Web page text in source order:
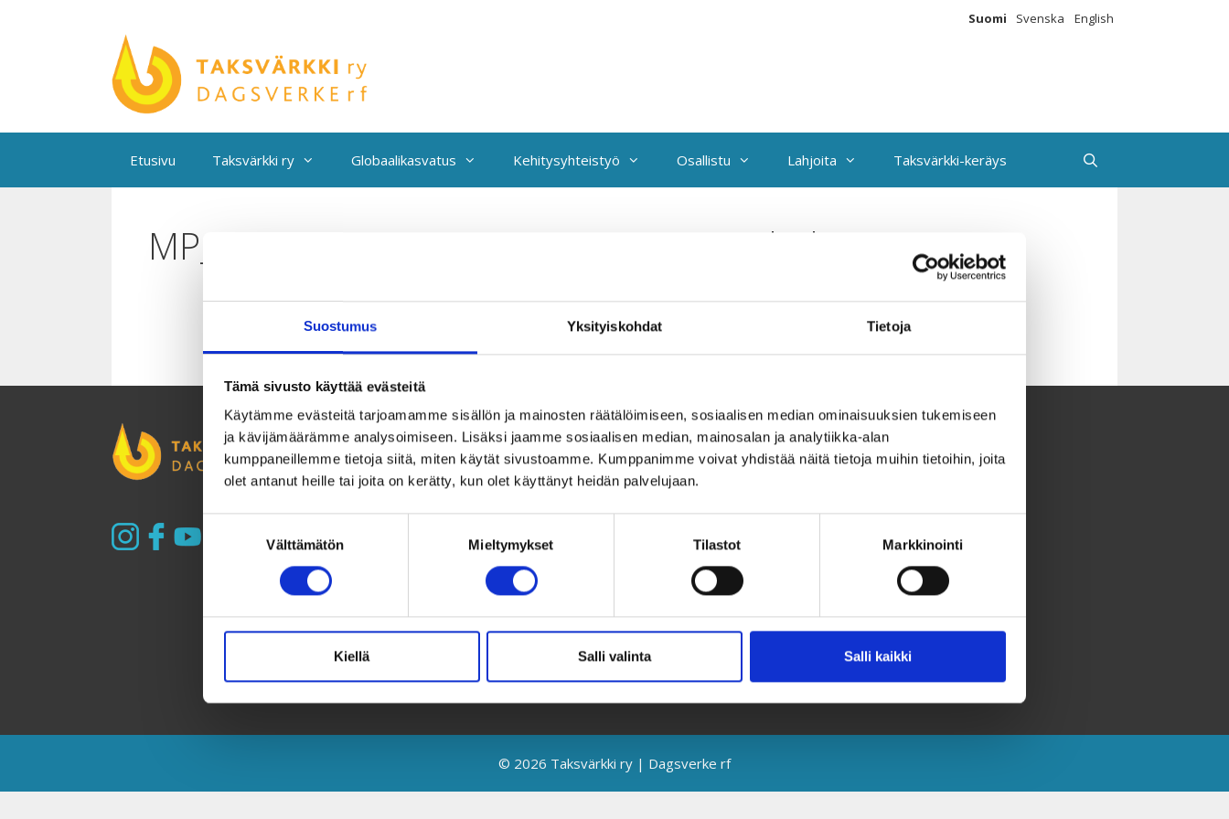
Suostumus Yksityiskohdat Tietoja
Tämä sivusto käyttää evästeitä
Käytämme evästeitä tarjoamamme sisällön ja mainosten räätälöimiseen, sosiaalisen median ominaisuuksien tukemiseen
ja kävijämäärämme analysoimiseen. Lisäksi jaamme sosiaalisen median, mainosalan ja analytiikka-alan
kumppaneillemme tietoja siitä, miten käytät sivustoamme. Kumppanimme voivat yhdistää näitä tietoja muihin tietoihin, joita
olet antanut heille tai joita on kerätty, kun olet käyttänyt heidän palvelujaan.
Välttämätön Mieltymykset Tilastot Markkinointi
Kiellä Salli valinta Salli kaikki
Suomi Svenska English
Etusivu Taksvärkki ry Globaalikasvatus Kehitysyhteistyö Osallistu Lahjoita Taksvärkki-keräys
MP_RGB_NoTM_Logo+Type Horisontal Blue
Taksvärkki ry
Siltasaarenkatu 4, 7. krs,
Globaalikeskus
050 341 5507
taksvarkki@taksvarkki.fi
Taksvärkki-keräys
Uutiskirje
Keräyslupa ja rekisteriseloste
Saavutettavuusseloste
Taksvärkkikeräys selkokielellä
Evästeet
© 2026 Taksvärkki ry | Dagsverke rf